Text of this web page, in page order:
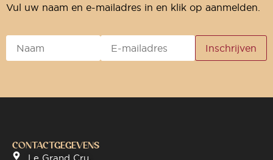
Vul uw naam en e-mailadres in en klik op aanmelden.
CONTACTGEGEVENS